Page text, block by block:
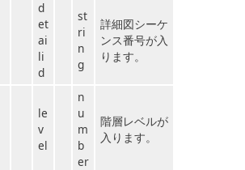
d
et
ai
li
d
st
ri
n
g
詳細図シーケ
ンス番号が入
ります。
le
v
el
n
u
m
b
er
階層レベルが
入ります。